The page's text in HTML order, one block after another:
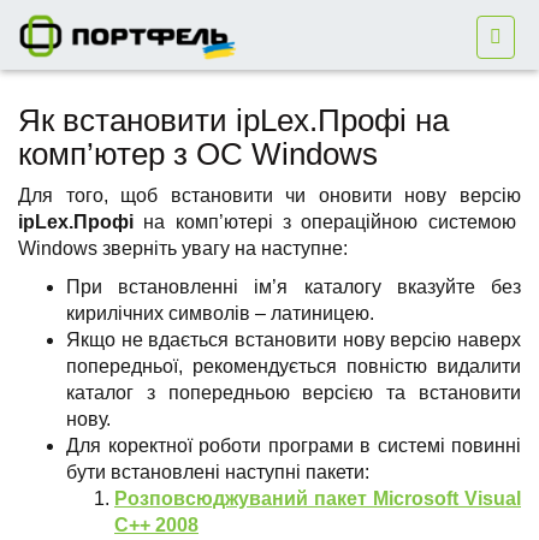
Як вcтановити ipLex.Профі на
комп’ютер з ОС Windows
Для того, щоб встановити чи оновити нову версію
ipLex.Профі на комп’ютері з операційною системою
Windows зверніть увагу на наступне:
При встановленні ім’я каталогу вказуйте без
кирилічних символів – латиницею.
Якщо не вдається встановити нову версію наверх
попередньої, рекомендується повністю видалити
каталог з попередньою версією та встановити
нову.
Для коректної роботи програми в системі повинні
бути встановлені наступні пакети:
Розповсюджуваний пакет Microsoft Visual
C++ 2008